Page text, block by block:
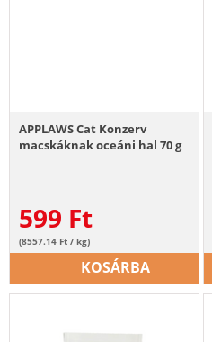
APPLAWS Cat Konzerv
macskáknak oceáni hal 70 g
599 Ft
(8557.14 Ft / kg)
KOSÁRBA